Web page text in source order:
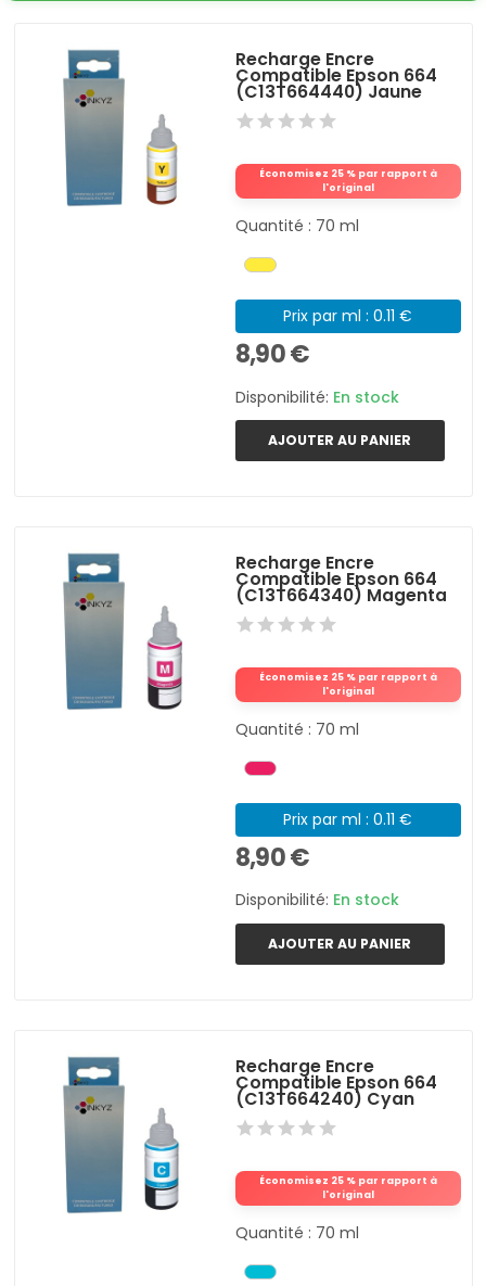
Recharge Encre
Compatible Epson 664
(C13T664440) Jaune
Économisez 25 % par rapport à
l'original
Quantité : 70 ml
Prix par ml : 0.11 €
8,90 €
Disponibilité: En stock
AJOUTER AU PANIER
Recharge Encre
Compatible Epson 664
(C13T664340) Magenta
Économisez 25 % par rapport à
l'original
Quantité : 70 ml
Prix par ml : 0.11 €
8,90 €
Disponibilité: En stock
AJOUTER AU PANIER
Recharge Encre
Compatible Epson 664
(C13T664240) Cyan
Économisez 25 % par rapport à
l'original
Quantité : 70 ml